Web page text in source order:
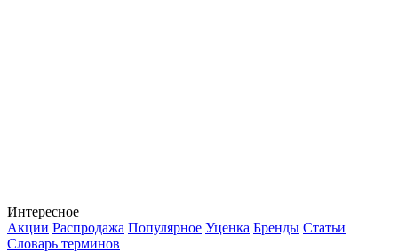
Интересное
Акции Распродажа Популярное Уценка Бренды Статьи
Словарь терминов